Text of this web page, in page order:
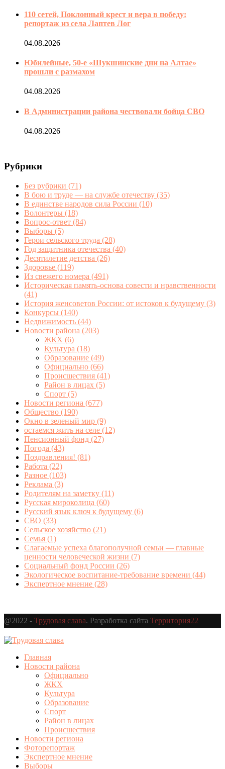
110 сетей, Поклонный крест и вера в победу:
репортаж из села Лаптев Лог
04.08.2026
Юбилейные, 50-е «Шукшинские дни на Алтае»
прошли с размахом
04.08.2026
В Администрации района чествовали бойца СВО
04.08.2026
Рубрики
Без рубрики (71)
В бою и труде — на службе отечеству (35)
В единстве народов сила России (10)
Волонтеры (18)
Вопрос-ответ (84)
Выборы (5)
Герои сельского труда (28)
Год защитника отечества (40)
Десятилетие детства (26)
Здоровье (119)
Из свежего номера (491)
Историческая память-основа совести и нравственности
(41)
История женсоветов России: от истоков к будущему (3)
Конкурсы (140)
Недвижимость (44)
Новости района (203)
ЖКХ (6)
Культура (18)
Образование (49)
Официально (66)
Происшествия (41)
Район в лицах (5)
Спорт (5)
Новости региона (677)
Общество (190)
Окно в зеленый мир (9)
остаемся жить на селе (12)
Пенсионный фонд (27)
Погода (43)
Поздравления! (81)
Работа (22)
Разное (103)
Реклама (3)
Родителям на заметку (11)
Русская мироколица (60)
Русский язык ключ к будущему (6)
СВО (33)
Сельское хозяйство (21)
Семья (1)
Слагаемые успеха благополучной семьи — главные
ценности человеческой жизни (7)
Социальный фонд России (26)
Экологическое воспитание-требование времени (44)
Экспертное мнение (28)
@2022 - Трудовая слава. Разработка сайта Территория22
Главная
Новости района
Официально
ЖКХ
Культура
Образование
Спорт
Район в лицах
Происшествия
Новости региона
Фоторепортаж
Экспертное мнение
Выборы